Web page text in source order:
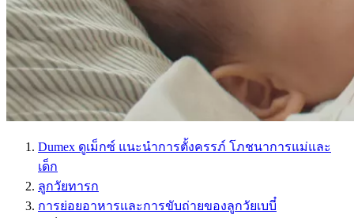
Dumex ดูเม็กซ์ แนะนำการตั้งครรภ์ โภชนาการแม่และ
เด็ก
ลูกวัยทารก
การย่อยอาหารและการขับถ่ายของลูกวัยเบบี๋